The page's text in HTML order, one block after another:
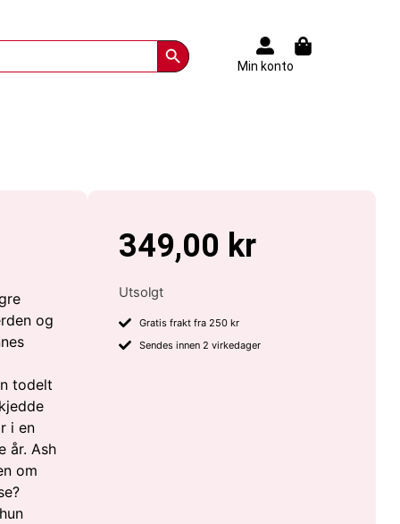
Search Button
Min konto
og
todelt
i en
år. Ash
om
349,00 kr
Utsolgt
Gratis frakt fra 250 kr
Sendes innen 2 virkedager